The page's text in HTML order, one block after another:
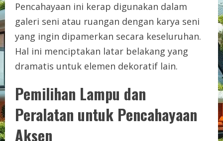
Pencahayaan ini kerap digunakan dalam
galeri seni atau ruangan dengan karya seni
yang ingin dipamerkan secara keseluruhan.
Hal ini menciptakan latar belakang yang
dramatis untuk elemen dekoratif lain.
Pemilihan Lampu dan
Peralatan untuk Pencahayaan
Aksen